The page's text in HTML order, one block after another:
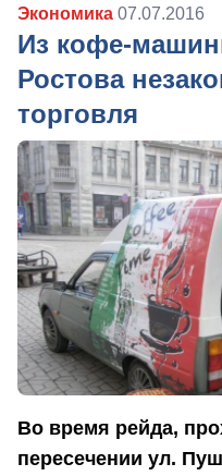
Экономика 07.07.2016
Из кофе-
Ростова
торговля
Во время рейда,
пересечении ул.